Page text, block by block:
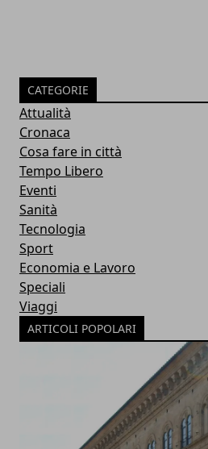
CATEGORIE
Attualità
Cronaca
Cosa fare in città
Tempo Libero
Eventi
Sanità
Tecnologia
Sport
Economia e Lavoro
Speciali
Viaggi
ARTICOLI POPOLARI